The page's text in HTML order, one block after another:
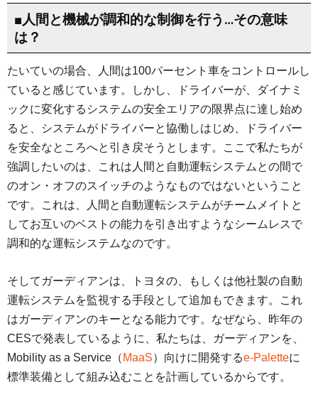
■人間と機械が調和的な制御を行う…その意味
は？
たいていの場合、人間は100パーセント車をコントロールし
ていると感じています。しかし、ドライバーが、ダイナミ
ックに変化するシステムの安全エリアの限界点に達し始め
ると、システムがドライバーと協働しはじめ、ドライバー
を安全なところへと引き戻そうとします。ここで私たちが
強調したいのは、これは人間と自動運転システムとの間で
のオン・オフのスイッチのようなものではないということ
です。これは、人間と自動運転システムがチームメイトと
してお互いのベストの能力を引き出すようなシームレスで
調和的な運転システムなのです。
そしてガーディアンは、トヨタの、もしくは他社製の自動
運転システムを監視する手段として追加もできます。これ
はガーディアンのキーとなる能力です。なぜなら、昨年の
CESで発表しているように、私たちは、ガーディアンを、
Mobility as a Service（ MaaS）向けに開発するe-Paletteに
標準装備として組み込むことを計画しているからです。